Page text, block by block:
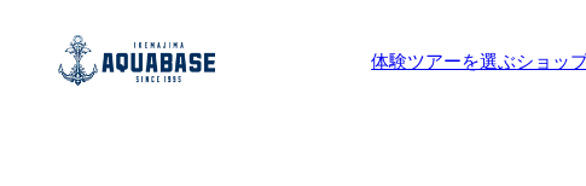
体験ツアーを選ぶショッ